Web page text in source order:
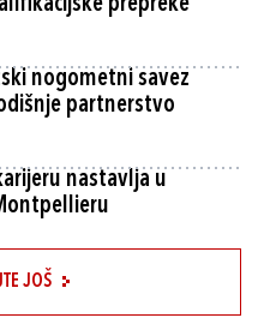
prepreke
nogometni savez
partnerstvo
nastavlja u
JOŠ